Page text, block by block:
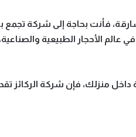
، فأنت بحاجة إلى شركة تجمع
الأحجار الطبيعية
داخل منزلك، فإن شركة الركائز